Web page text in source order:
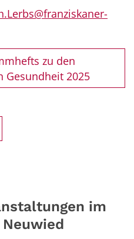
zu den
Gesundheit 2025
im